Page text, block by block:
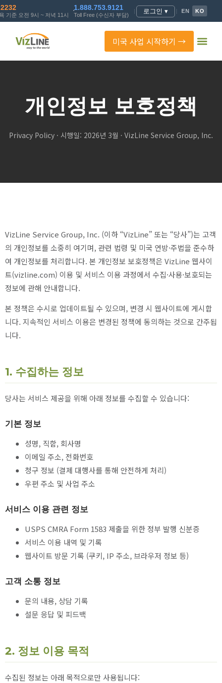
기준 오전 9시 ~ 저녁 11시
1.888.753.9121
Toll Free (수신자 부담)
| 로그인 ▾ | EN KO
미국 사업 시작하기 →
개인정보 보호정책
Privacy Policy · 시행일: 2026년 3월 · VizLine Service Group, Inc.
VizLine Service Group, Inc. (이하 “VizLine” 또는 “당사”)는 고객
의 개인정보를 소중히 여기며, 관련 법령 및 미국 연방·주법을 준수하
여 개인정보를 처리합니다. 본 개인정보 보호정책은 VizLine 웹사이
트(vizline.com) 이용 및 서비스 이용 과정에서 수집·사용·보호되는
정보에 관해 안내합니다.
본 정책은 수시로 업데이트될 수 있으며, 변경 시 웹사이트에 게시합
니다. 지속적인 서비스 이용은 변경된 정책에 동의하는 것으로 간주됩
니다.
1. 수집하는 정보
당사는 서비스 제공을 위해 아래 정보를 수집할 수 있습니다:
기본 정보
성명, 직함, 회사명
이메일 주소, 전화번호
청구 정보 (결제 대행사를 통해 안전하게 처리)
우편 주소 및 사업 주소
서비스 이용 관련 정보
USPS CMRA Form 1583 제출을 위한 정부 발행 신분증
서비스 이용 내역 및 기록
웹사이트 방문 기록 (쿠키, IP 주소, 브라우저 정보 등)
고객 소통 정보
문의 내용, 상담 기록
설문 응답 및 피드백
2. 정보 이용 목적
수집된 정보는 아래 목적으로만 사용됩니다: